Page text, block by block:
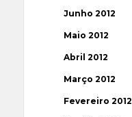
Junho 2012
Maio 2012
Abril 2012
Março 2012
Fevereiro 2012